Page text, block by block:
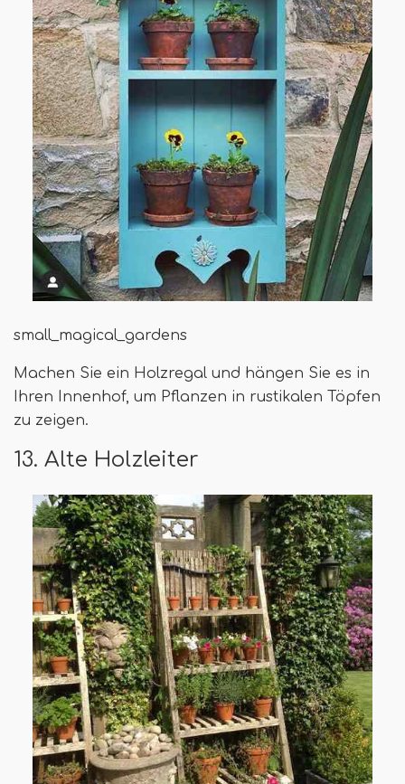
small_magical_gardens
Machen Sie ein Holzregal und hängen Sie es in
Ihren Innenhof, um Pflanzen in rustikalen Töpfen
zu zeigen.
13. Alte Holzleiter